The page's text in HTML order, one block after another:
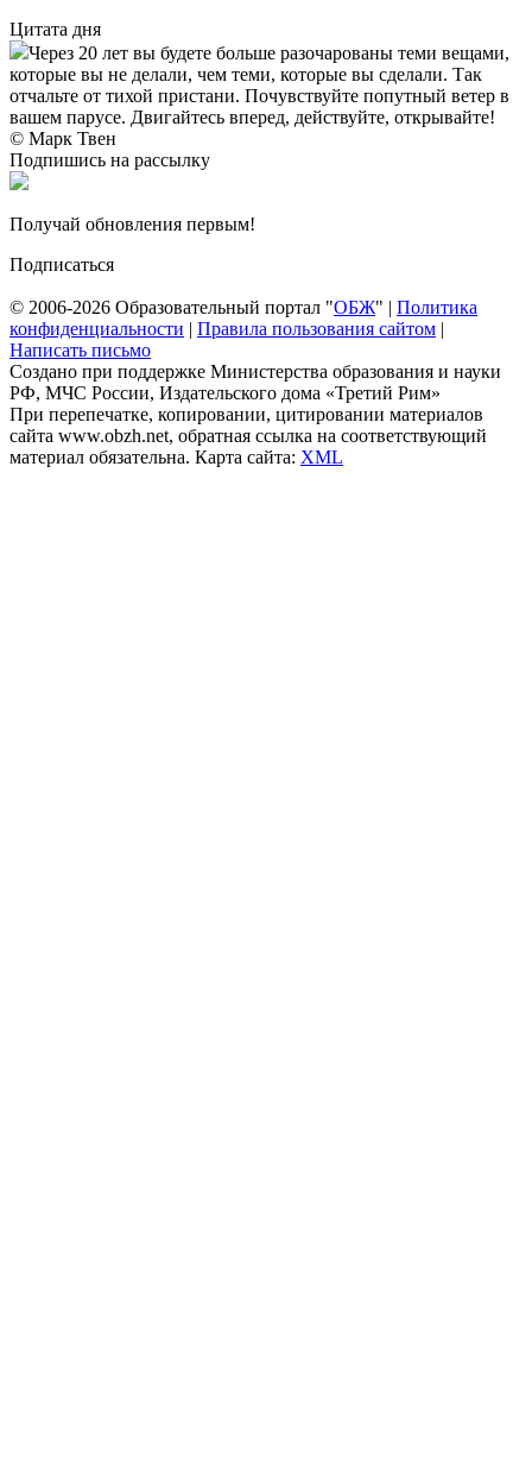
Цитата дня
Через 20 лет вы будете больше разочарованы теми вещами,
которые вы не делали, чем теми, которые вы сделали. Так
отчальте от тихой пристани. Почувствуйте попутный ветер в
вашем парусе. Двигайтесь вперед, действуйте, открывайте!
© Марк Твен
Подпишись на рассылку
Получай обновления первым!
Подписаться
© 2006-2026 Образовательный портал "ОБЖ" | Политика
конфиденциальности | Правила пользования сайтом |
Написать письмо
Создано при поддержке Министерства образования и науки
РФ, МЧС России, Издательского дома «Третий Рим»
При перепечатке, копировании, цитировании материалов
сайта www.obzh.net, обратная ссылка на соответствующий
материал обязательна. Карта сайта: XML